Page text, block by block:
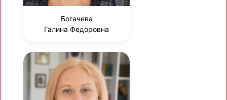
Богачева
Галина Федоровна